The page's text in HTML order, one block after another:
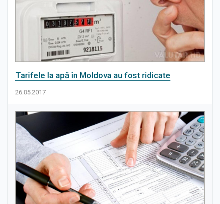
Tarifele la apă în Moldova au fost ridicate
26.05.2017